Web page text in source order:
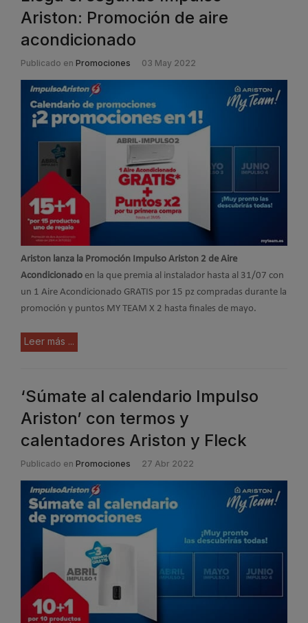
Ariston: Promoción de aire
acondicionado
Publicado en Promociones 03 May 2022
Ariston lanza la Promoción Impulso Ariston 2 de Aire
Acondicionado en la que premia al instalador hasta al 31/07 con
un 1 Aire Acondicionado GRATIS por 15 pz compradas durante la
promoción y puntos MY TEAM X 2 hasta finales de mayo.
Leer más ...
‘Súmate al calendario Impulso
Ariston’ con termos y
calentadores Ariston y Fleck
Publicado en Promociones 27 Abr 2022